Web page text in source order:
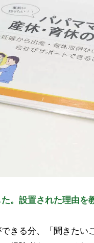
。設置された理由を
きる分、「聞きたい